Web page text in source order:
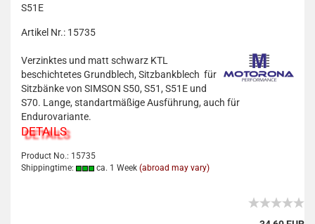
S51E
Artikel Nr.: 15735
Verzinktes und matt schwarz KTL
beschichtetes Grundblech, Sitzbankblech für
Sitzbänke von SIMSON S50, S51, S51E und
S70. Lange, standartmäßige Ausführung, auch für
Endurovariante.
DETAILS
Product No.: 15735
Shippingtime:
ca. 1 Week (abroad may vary)